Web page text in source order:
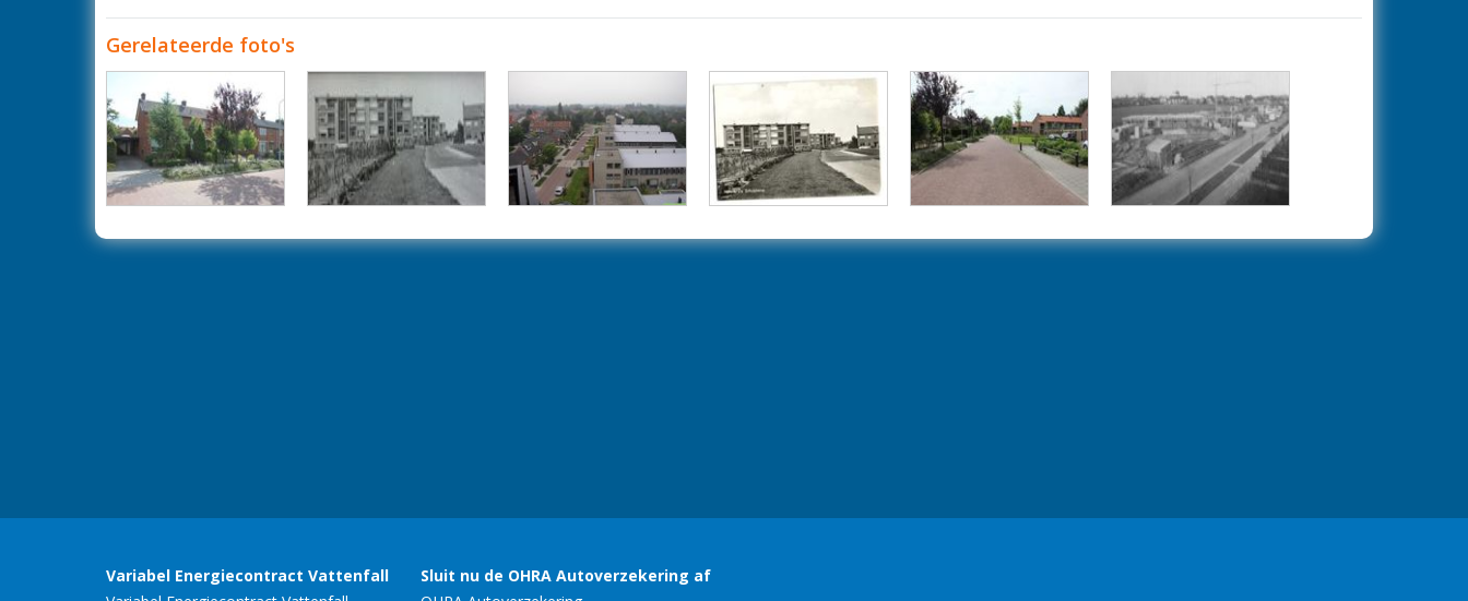
Gerelateerde foto's